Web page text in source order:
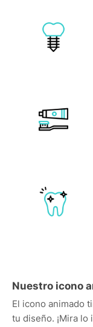
Nuestro icono
El icono animado
tu diseño. ¡Mira